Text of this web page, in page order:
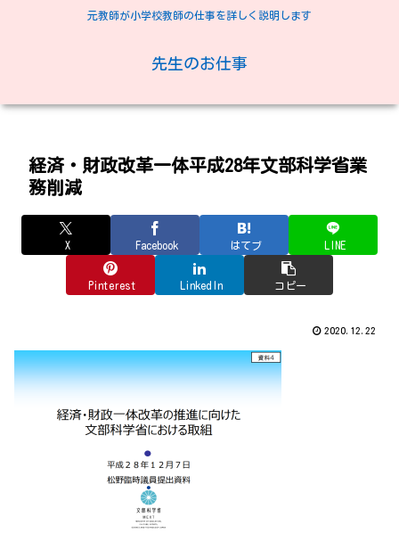
元教師が小学校教師の仕事を詳しく説明します
先生のお仕事
経済・財政改革一体平成28年文部科学省業
務削減
X Facebook はてブ LINE
Pinterest LinkedIn コピー
2020.12.22